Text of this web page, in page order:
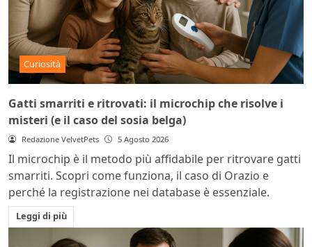
Curiosità
Gatti smarriti e ritrovati: il microchip che risolve i
misteri (e il caso del sosia belga)
Redazione VelvetPets 5 Agosto 2026
Il microchip è il metodo più affidabile per ritrovare gatti
smarriti. Scopri come funziona, il caso di Orazio e
perché la registrazione nei database è essenziale.
Leggi di più